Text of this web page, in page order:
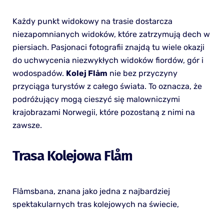
Każdy punkt widokowy na trasie dostarcza
niezapomnianych widoków, które zatrzymują dech w
piersiach. Pasjonaci fotografii znajdą tu wiele okazji
do uchwycenia niezwykłych widoków fiordów, gór i
wodospadów. Kolej Flåm nie bez przyczyny
przyciąga turystów z całego świata. To oznacza, że
podróżujący mogą cieszyć się malowniczymi
krajobrazami Norwegii, które pozostaną z nimi na
zawsze.
Trasa Kolejowa Flåm
Flåmsbana, znana jako jedna z najbardziej
spektakularnych tras kolejowych na świecie,